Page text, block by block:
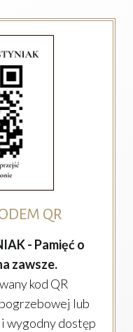
QR
- Pamięć o
zawsze.
kod QR
lub
wygodny dostęp